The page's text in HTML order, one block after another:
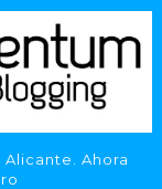
Ahora